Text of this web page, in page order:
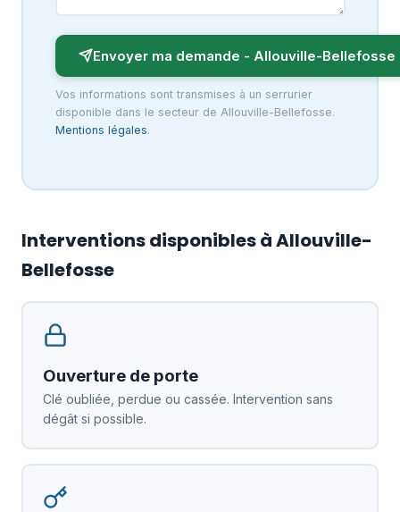
Envoyer ma demande - Allouville-Bellefosse
Vos informations sont transmises à un serrurier
disponible dans le secteur de Allouville-Bellefosse.
Mentions légales.
Interventions disponibles à Allouville-
Bellefosse
Ouverture de porte
Clé oubliée, perdue ou cassée. Intervention sans
dégât si possible.